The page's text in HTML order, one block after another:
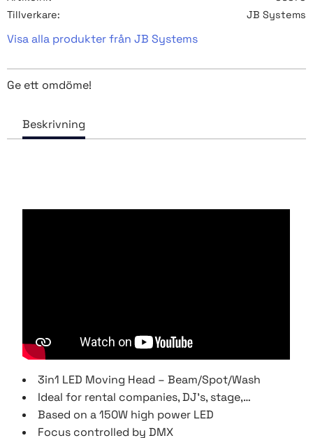
Tillverkare
JB Systems
Visa alla produkter från JB Systems
Ge ett omdöme!
3in1 LED Moving Head – Beam/Spot/Wash
Ideal for rental companies, DJ’s, stage,…
Based on a 150W high power LED
Focus controlled by DMX